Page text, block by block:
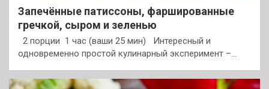
Запечённые патиссоны, фаршированные
гречкой, сыром и зеленью
2 порции 1 час (ваши 25 мин) Интересный и
одновременно простой кулинарный эксперимент –…